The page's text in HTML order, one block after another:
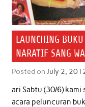
LAUNCHING
NARATIF SANG
Posted on July 2,
ari Sabtu (30/6) kami
acara peluncuran